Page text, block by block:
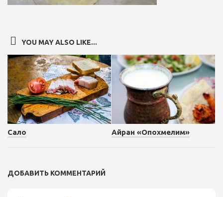
YOU MAY ALSO LIKE...
Сало Айран «Опохмелим»
ДОБАВИТЬ КОММЕНТАРИЙ